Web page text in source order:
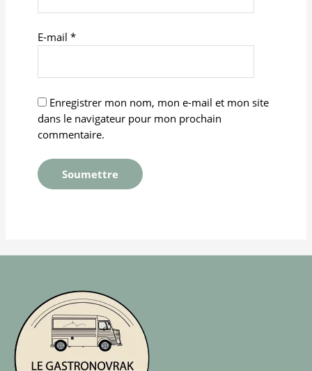
E-mail *
Enregistrer mon nom, mon e-mail et mon site
dans le navigateur pour mon prochain
commentaire.